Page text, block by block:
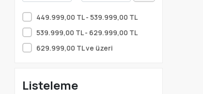
449.999,00 TL - 539.999,00 TL
539.999,00 TL - 629.999,00 TL
629.999,00 TL ve üzeri
Listeleme